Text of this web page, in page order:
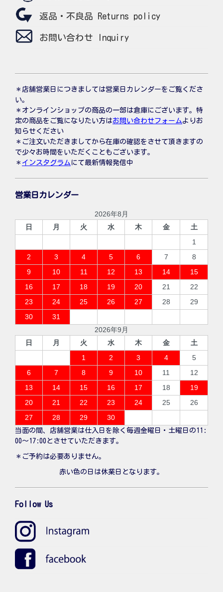
返品・不良品 Returns policy
お問い合わせ Inquiry
＊店舗営業日につきましては営業日カレンダーをご覧くださ
い。
＊オンラインショップの商品の一部は倉庫にございます。特
定の商品をご覧になりたい方はお問い合わせフォームよりお
知らせください
＊ご注文いただきましてから在庫の確認をさせて頂きますの
で少々お時間をいただくこともございます。
＊ インスタグラム にて最新情報発信中
営業日カレンダー
2026年8月
日
月 火 水 木 金
土
1
2
3 4 5 6 7
8
9
10 11 12 13 14
15
16
17 18 19 20 21
22
23
24 25 26 27 28
29
30
31
2026年9月
日
月 火 水 木 金
土
1
2 3 4
5
6
7 8 9 10 11
12
13
14 15 16 17 18
19
20
21 22 23 24 25
26
27
28 29 30
当面の間、店舗営業は仕入日を除く毎週金曜日・土曜日の11:
00〜17:00とさせていただきます。
＊ご予約は必要ありません。
赤い色の日は休業日となります。
Follow Us